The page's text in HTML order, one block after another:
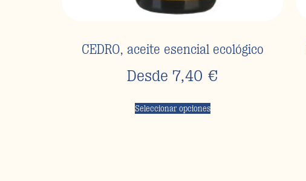
CEDRO, aceite esencial ecológico
Desde 7,40 €
Seleccionar opciones